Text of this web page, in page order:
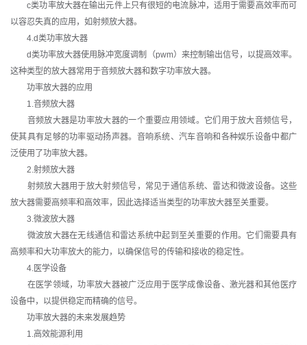
c类功率放大器在输出元件上只有很短的电流脉冲，适用于需要高效率而可
以容忍失真的应用，如射频放大器。
4.d类功率放大器
d类功率放大器使用脉冲宽度调制（pwm）来控制输出信号，以提高效率。
这种类型的放大器常用于音频放大器和数字功率放大器。
功率放大器的应用
1.音频放大器
音频放大器是功率放大器的一个重要应用领域。它们用于放大音频信号，
使其具有足够的功率驱动扬声器。音响系统、汽车音响和各种娱乐设备中都广
泛使用了功率放大器。
2.射频放大器
射频放大器用于放大射频信号，常见于通信系统、雷达和微波设备。这些
放大器需要高频率和高效率，因此选择适当类型的功率放大器至关重要。
3.微波放大器
微波放大器在无线通信和雷达系统中起到至关重要的作用。它们需要具有
高频率和大功率放大的能力，以确保信号的传输和接收的稳定性。
4.医学设备
在医学领域，功率放大器被广泛应用于医学成像设备、激光器和其他医疗
设备中，以提供稳定而精确的信号。
功率放大器的未来发展趋势
1.高效能源利用